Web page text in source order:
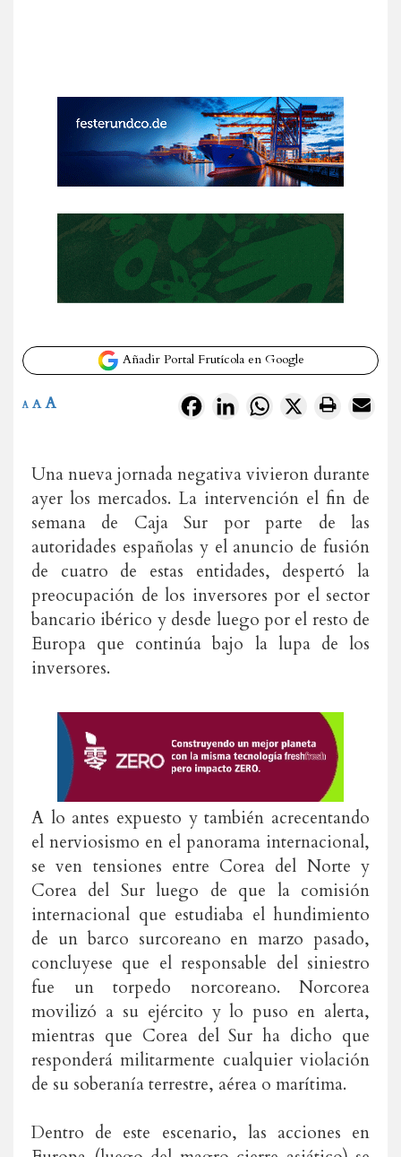
Añadir Portal Frutícola en Google
FacebookLinkedInWhatsApp
X
A A A
Una nueva jornada negativa vivieron durante
ayer los mercados. La intervención el fin de
semana de Caja Sur por parte de las
autoridades españolas y el anuncio de fusión
de cuatro de estas entidades, despertó la
preocupación de los inversores por el sector
bancario ibérico y desde luego por el resto de
Europa que continúa bajo la lupa de los
inversores.
A lo antes expuesto y también acrecentando
el nerviosismo en el panorama internacional,
se ven tensiones entre Corea del Norte y
Corea del Sur luego de que la comisión
internacional que estudiaba el hundimiento
de un barco surcoreano en marzo pasado,
concluyese que el responsable del siniestro
fue un torpedo norcoreano. Norcorea
movilizó a su ejército y lo puso en alerta,
mientras que Corea del Sur ha dicho que
responderá militarmente cualquier violación
de su soberanía terrestre, aérea o marítima.
Dentro de este escenario, las acciones en